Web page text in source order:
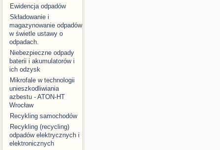
Ewidencja odpadów
Składowanie i
magazynowanie odpadów
w świetle ustawy o
odpadach.
Niebezpieczne odpady
baterii i akumulatorów i
ich odzysk
Mikrofale w technologii
unieszkodliwiania
azbestu - ATON-HT
Wrocław
Recykling samochodów
Recykling (recycling)
odpadów elektrycznych i
elektronicznych